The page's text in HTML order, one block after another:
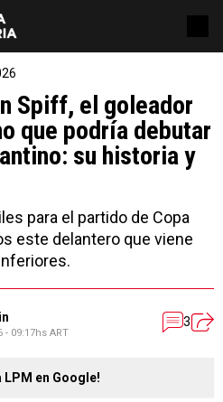
Spiff, el goleador
que podría debutar
su historia y
para el partido de Copa
este delantero que viene
- 09:17hs ART
3
LPM en Google!